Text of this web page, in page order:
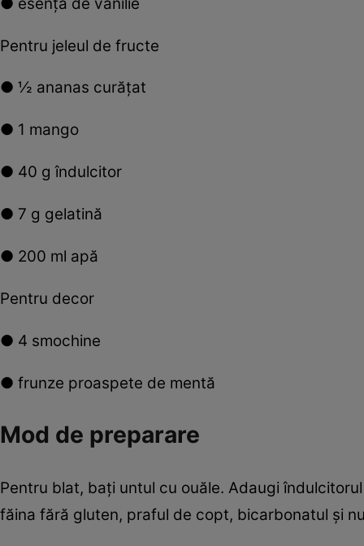
Pentru jeleul de fructe
● ½ ananas curăţat
● 1 mango
● 40 g îndulcitor
● 7 g gelatină
● 200 ml apă
Pentru decor
● 4 smochine
● frunze proaspete de mentă
Mod de preparare
Pentru blat, baţi untul cu ouăle. Adaugi
făina fără gluten, praful de copt, bicarbonatul şi